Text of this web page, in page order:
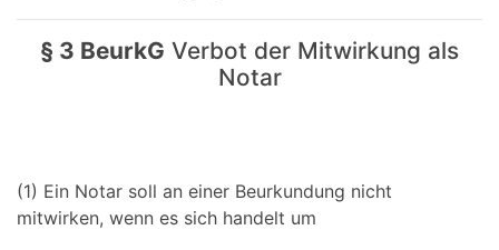
§ 3 BeurkG Verbot der Mitwirkung als
Notar
(1) Ein Notar soll an einer Beurkundung nicht
mitwirken, wenn es sich handelt um